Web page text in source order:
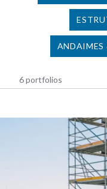
ANDAIMES
6 portfolios